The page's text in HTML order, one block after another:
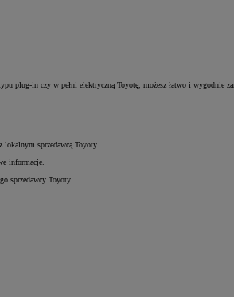
plug-in czy w pełni elektryczną Toyotę, możesz łatwo i wygodnie
lokalnym sprzedawcą Toyoty.
informacje.
sprzedawcy Toyoty.